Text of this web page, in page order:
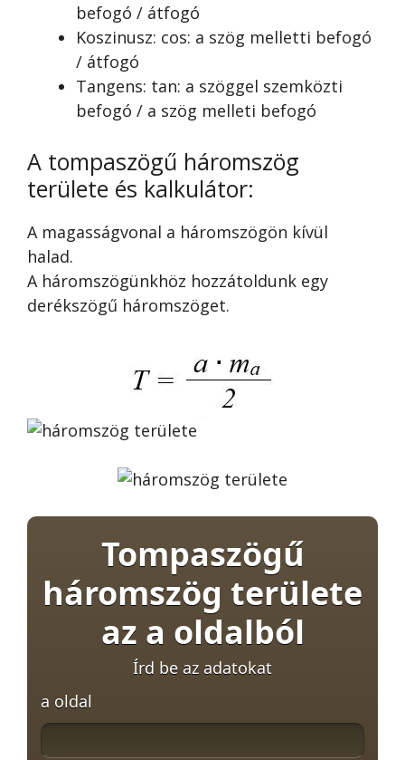
befogó / átfogó
Koszinusz: cos: a szög melletti befogó
/ átfogó
Tangens: tan: a szöggel szemközti
befogó / a szög melleti befogó
A tompaszögű háromszög
területe és kalkulátor:
A magasságvonal a háromszögön kívül
halad.
A háromszögünkhöz hozzátoldunk egy
derékszögű háromszöget.
Tompaszögű
háromszög területe
az a oldalból
Írd be az adatokat
a oldal